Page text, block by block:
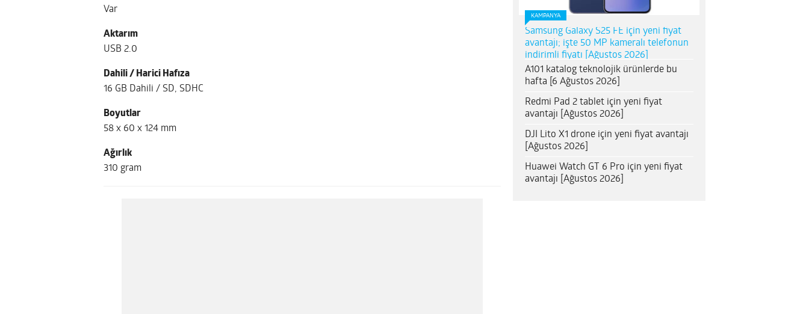
Var
Aktarım
USB 2.0
Dahili / Harici Hafıza
16 GB Dahili / SD, SDHC
Boyutlar
58 x 60 x 124 mm
Ağırlık
310 gram
KAMPANYA
Samsung Galaxy S25 FE için yeni fiyat
avantajı; işte 50 MP kameralı telefonun
indirimli fiyatı [Ağustos 2026]
A101 katalog teknolojik ürünlerde bu
hafta [6 Ağustos 2026]
Redmi Pad 2 tablet için yeni fiyat
avantajı [Ağustos 2026]
DJI Lito X1 drone için yeni fiyat avantajı
[Ağustos 2026]
Huawei Watch GT 6 Pro için yeni fiyat
avantajı [Ağustos 2026]